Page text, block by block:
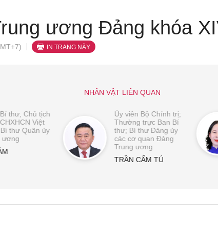
ương Đảng khóa
IN TRANG NÀY
NHÂN VẬT LIÊN QUAN
thư, Chủ tịch
Việt
thư Quân ủy
ương
Ủy viên Bộ Chính trị;
Thường trực Ban Bí
thư; Bí thư Đảng ủy
các cơ quan Đảng
Trung ương
TRẦN CẨM TÚ